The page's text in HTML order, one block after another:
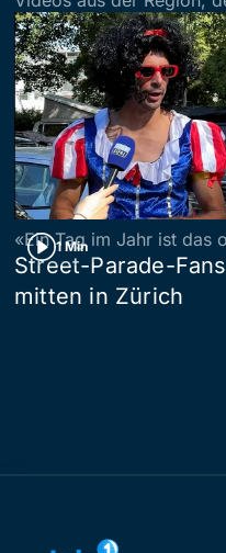
1 Min
«Ein Tag im Jahr ist das
Street-Parade-
mitten in Zürich